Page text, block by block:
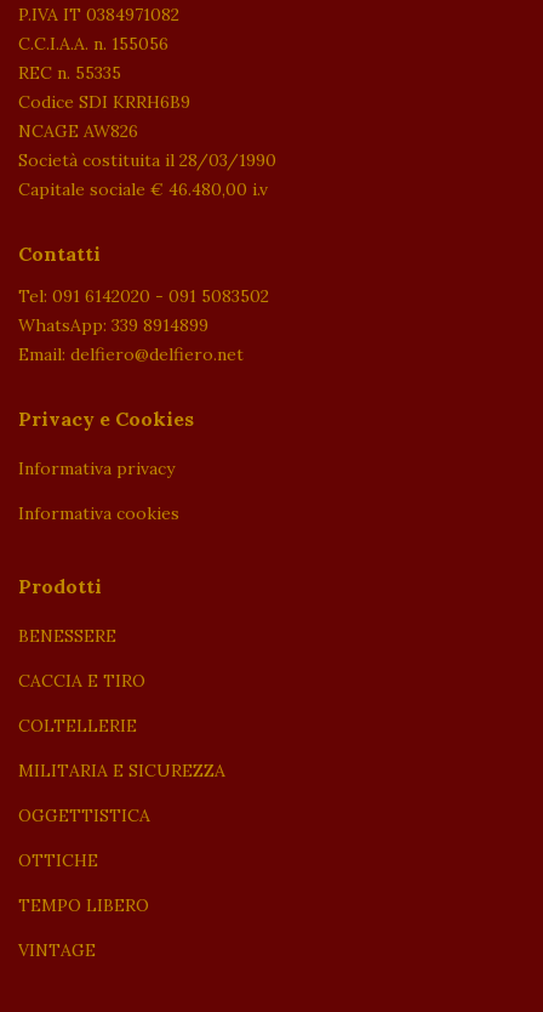
P.IVA IT 0384971082
C.C.I.A.A. n. 155056
REC n. 55335
Codice SDI KRRH6B9
NCAGE AW826
Società costituita il 28/03/1990
Capitale sociale € 46.480,00 i.v
Contatti
Tel: 091 6142020 - 091 5083502
WhatsApp: 339 8914899
Email: delfiero@delfiero.net
Privacy e Cookies
Informativa privacy
Informativa cookies
Prodotti
BENESSERE
CACCIA E TIRO
COLTELLERIE
MILITARIA E SICUREZZA
OGGETTISTICA
OTTICHE
TEMPO LIBERO
VINTAGE